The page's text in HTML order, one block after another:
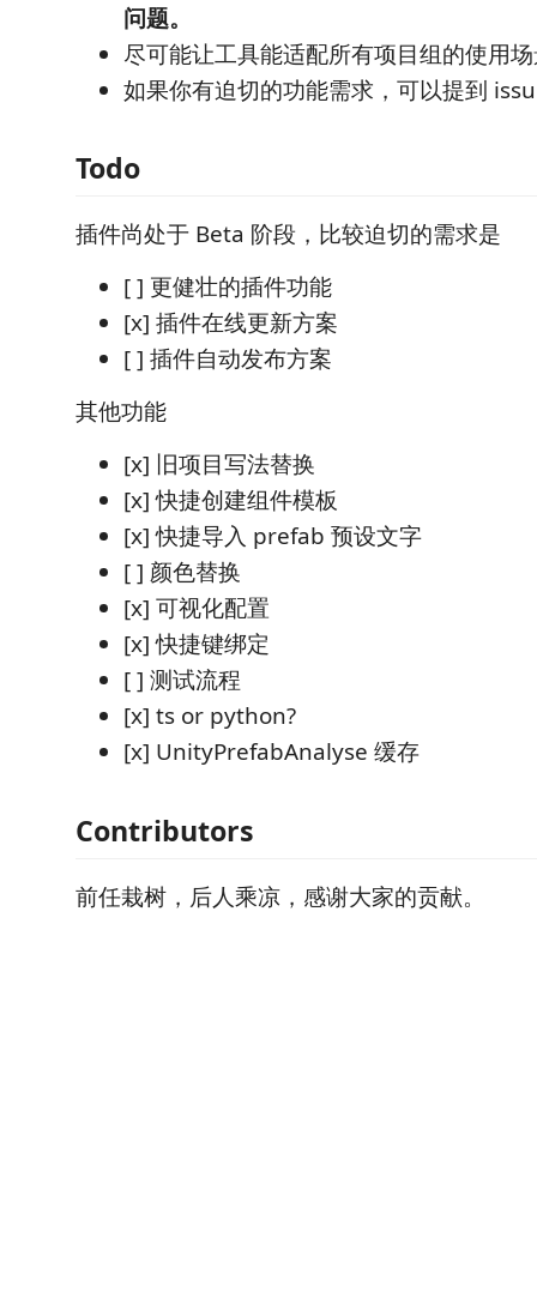
问题。
尽可能让工具能适配所有项目组的使用
如果你有迫切的功能需求，可以提到
Todo
插件尚处于 Beta 阶段，比较迫切的需求是
[ ] 更健壮的插件功能
[x] 插件在线更新方案
[ ] 插件自动发布方案
其他功能
[x] 旧项目写法替换
[x] 快捷创建组件模板
[x] 快捷导入 prefab 预设文字
[ ] 颜色替换
[x] 可视化配置
[x] 快捷键绑定
[ ] 测试流程
[x] ts or python?
[x] UnityPrefabAnalyse 缓存
Contributors
前任栽树，后人乘凉，感谢大家的贡献。